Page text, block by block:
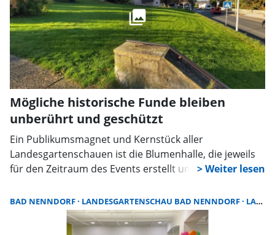
Eröffnung des großen Landesevents zu gestalten.
Mögliche historische Funde bleiben
unberührt und geschützt
Ein Publikumsmagnet und Kernstück aller
Landesgartenschauen ist die Blumenhalle, die jeweils
für den Zeitraum des Events erstellt und im Anschluss
Bad Nenndorf im Jahr 2026 gab es den Plan, diese
Blumenhalle auf der Wiese unterhalb der St.
Godehardi-Kirche zu platzieren. Von diesem Plan nahm
BAD NENNDORF LANDESGARTENSCHAU BAD NENNDORF LANDESGARTENSCHAU GGMBH